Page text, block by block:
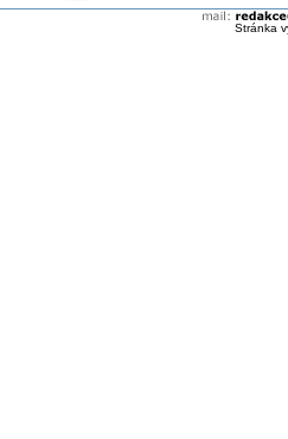
ELEKTRO Šternberk a Ostrava
Stránka